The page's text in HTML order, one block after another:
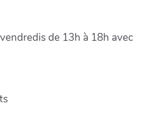
de 13h à 18h avec